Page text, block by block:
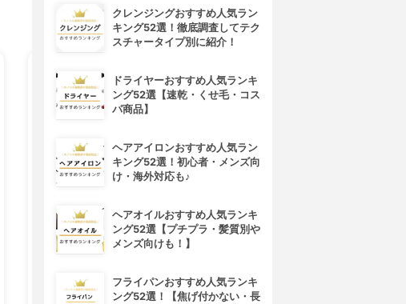
4位
ORBIS(オルビス)
オルビスユー モイスチャー
Hautschild(ハウトシールド)
クレンジングおすすめ人気ラン
キング52選！徹底調査してテク
スチャータイプ別に紹介！
ドライヤーおすすめ人気ランキ
ング52選【速乾・くせ毛・コス
パ商品】
ヘアアイロンおすすめ人気ラン
キング52選！初心者・メンズ向
け・海外対応も♪
ヘアオイルおすすめ人気ランキ
ング52選【プチプラ・髪質別や
メンズ向けも！】
フライパンおすすめ人気ランキ
ング52選！【焦げ付かない・長